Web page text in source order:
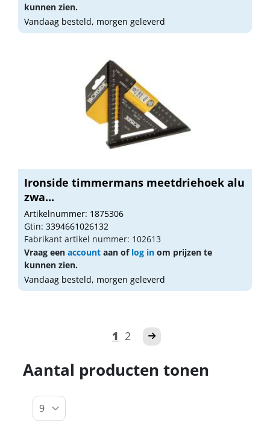
kunnen zien.
Vandaag besteld, morgen geleverd
Ironside timmermans meetdriehoek alu
zwa...
Artikelnummer: 1875306
Gtin: 3394661026132
Fabrikant artikel nummer: 102613
Vraag een account aan of log in om prijzen te
kunnen zien.
Vandaag besteld, morgen geleverd
1 2
Aantal producten tonen